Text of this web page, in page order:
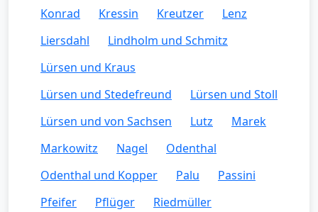
Konrad
Kressin Kreutzer
Lenz
Liersdahl
Lindholm und Schmitz
Lürsen und Kraus
Lürsen und Stedefreund
Lürsen und Stoll
Lürsen und von Sachsen
Lutz
Marek
Markowitz
Nagel
Odenthal
Odenthal und Kopper
Palu
Passini
Pfeifer
Pflüger
Riedmüller